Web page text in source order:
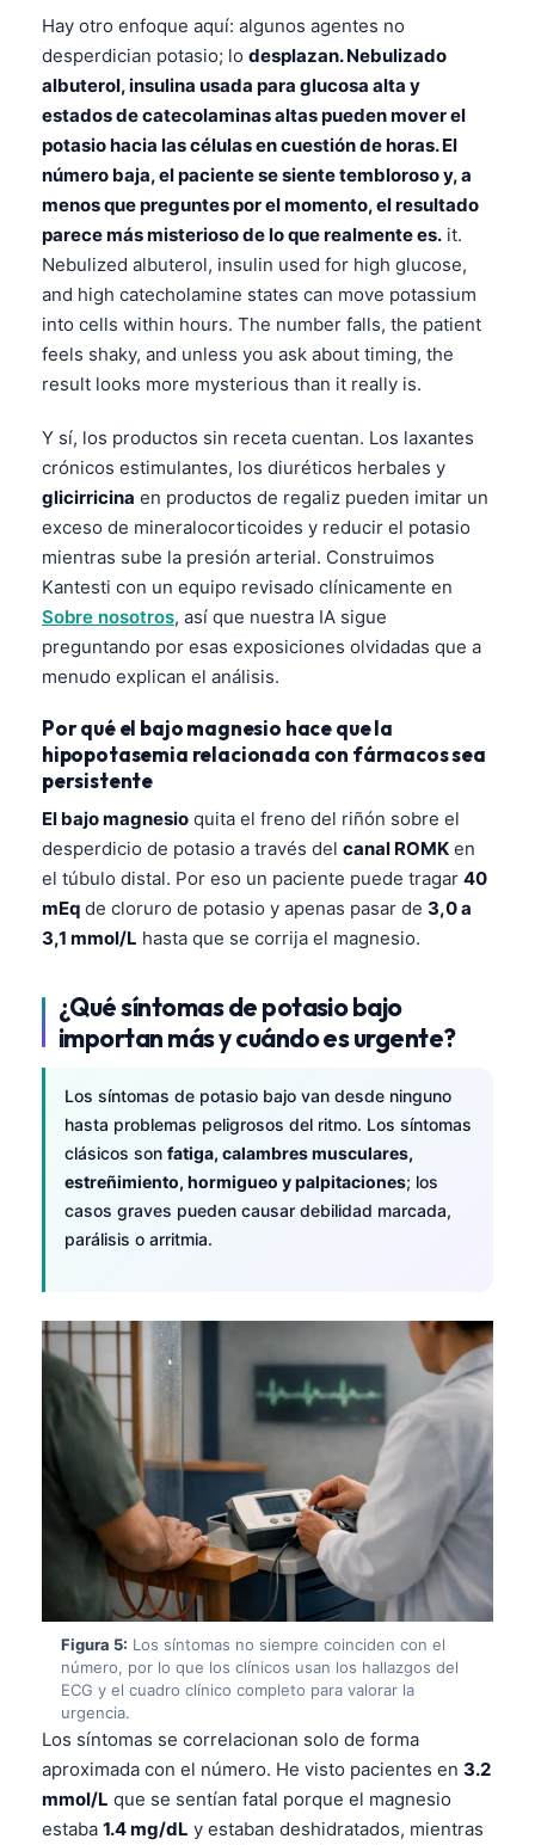
Hay otro enfoque aquí: algunos agentes no
desperdician potasio; lo desplazan. Nebulizado
albuterol, insulina usada para glucosa alta y
estados de catecolaminas altas pueden mover el
potasio hacia las células en cuestión de horas. El
número baja, el paciente se siente tembloroso y, a
menos que preguntes por el momento, el resultado
parece más misterioso de lo que realmente es. it.
Nebulized albuterol, insulin used for high glucose,
and high catecholamine states can move potassium
into cells within hours. The number falls, the patient
feels shaky, and unless you ask about timing, the
result looks more mysterious than it really is.
Y sí, los productos sin receta cuentan. Los laxantes
crónicos estimulantes, los diuréticos herbales y
glicirricina en productos de regaliz pueden imitar un
exceso de mineralocorticoides y reducir el potasio
mientras sube la presión arterial. Construimos
Kantesti con un equipo revisado clínicamente en
Sobre nosotros, así que nuestra IA sigue
preguntando por esas exposiciones olvidadas que a
menudo explican el análisis.
Por qué el bajo magnesio hace que la
hipopotasemia relacionada con fármacos sea
persistente
El bajo magnesio quita el freno del riñón sobre el
desperdicio de potasio a través del canal ROMK en
el túbulo distal. Por eso un paciente puede tragar 40
mEq de cloruro de potasio y apenas pasar de 3,0 a
3,1 mmol/L hasta que se corrija el magnesio.
¿Qué síntomas de potasio bajo
importan más y cuándo es urgente?
Los síntomas de potasio bajo van desde ninguno
hasta problemas peligrosos del ritmo. Los síntomas
clásicos son fatiga, calambres musculares,
estreñimiento, hormigueo y palpitaciones; los
casos graves pueden causar debilidad marcada,
parálisis o arritmia.
Figura 5: Los síntomas no siempre coinciden con el
número, por lo que los clínicos usan los hallazgos del
ECG y el cuadro clínico completo para valorar la
urgencia.
Los síntomas se correlacionan solo de forma
aproximada con el número. He visto pacientes en 3.2
mmol/L que se sentían fatal porque el magnesio
estaba 1.4 mg/dL y estaban deshidratados, mientras
অসমীয়া
Galego
Latviešu valoda
Македонски јазик
Euskara
Gàidhlig
Occitan
العربية المغربية
Afrikaans
Монгол
ພາສາລາວ
Basa Jawa
Cebuano
Кыргызча
Татар теле
Беларуская мова
Esperanto
Frysk
Norsk bokmål